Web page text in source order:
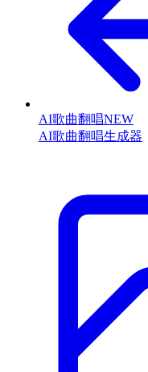
AI歌曲翻唱NEW
AI歌曲翻唱生成器